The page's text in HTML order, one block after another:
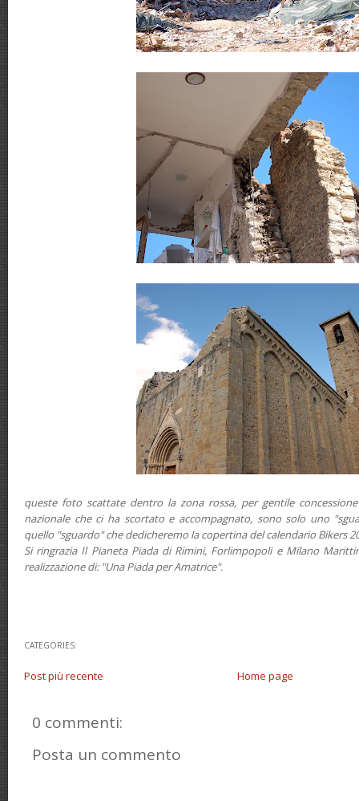
queste foto scattate dentro la zona rossa, per gentile
nazionale che ci ha scortato e accompagnato, sono solo uno
quello "sguardo" che dedicheremo la copertina del calendario Bikers
Si ringrazia Il Pianeta Piada di Rimini, Forlimpopoli e Milano
realizzazione di: "Una Piada per Amatrice".
CATEGORIES:
Post più recente Home page
0 commenti:
Posta un commento